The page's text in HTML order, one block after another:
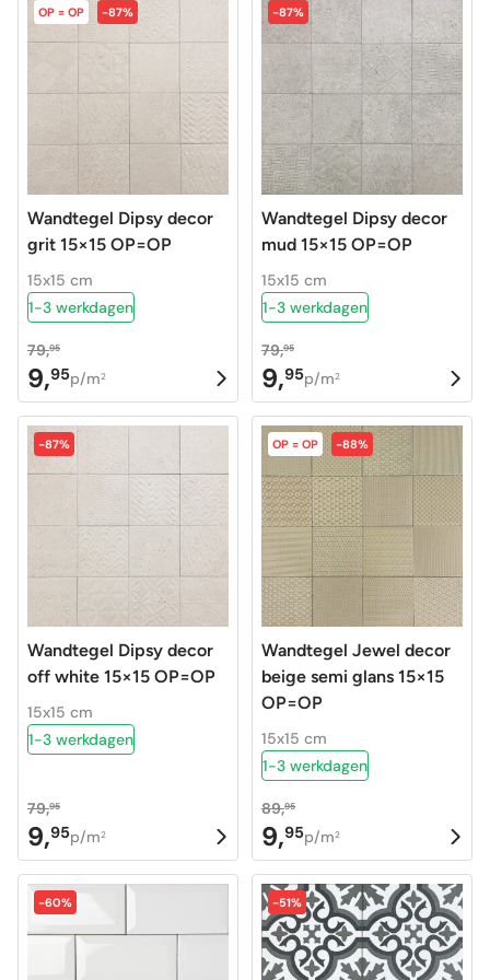
OP = OP -87%
Wandtegel Dipsy decor
grit 15×15 OP=OP
15x15 cm
1-3 werkdagen
79,95
Oorspronkelijke
prijs
was:
79,95.
9,95
Huidige
prijs
is:
9,95.
p/m2
-87%
Wandtegel Dipsy decor
mud 15×15 OP=OP
15x15 cm
1-3 werkdagen
79,95
Oorspronkelijke
prijs
was:
79,95.
9,95
Huidige
prijs
is:
9,95.
p/m2
-87%
Wandtegel Dipsy decor
off white 15×15 OP=OP
15x15 cm
1-3 werkdagen
79,95
Oorspronkelijke
prijs
was:
79,95.
9,95
Huidige
prijs
is:
9,95.
p/m2
OP = OP -88%
Wandtegel Jewel decor
beige semi glans 15×15
OP=OP
15x15 cm
1-3 werkdagen
89,95
Oorspronkelijke
prijs
was:
89,95.
9,95
Huidige
prijs
is:
9,95.
p/m2
-60% -51%